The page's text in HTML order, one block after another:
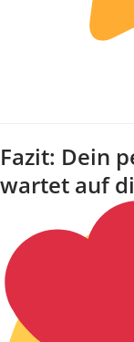
Fazit: Dein
wartet auf